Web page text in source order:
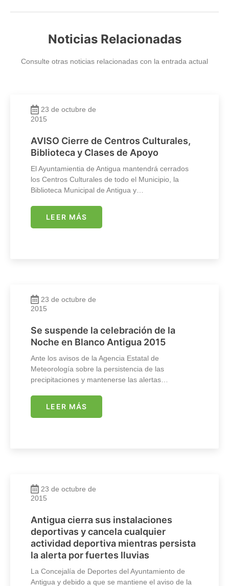
Noticias Relacionadas
Consulte otras noticias relacionadas con la entrada actual
23 de octubre de
2015
AVISO Cierre de Centros Culturales,
Biblioteca y Clases de Apoyo
El Ayuntamientia de Antigua mantendrá cerrados
los Centros Culturales de todo el Municipio, la
Biblioteca Municipal de Antigua y…
LEER MÁS
23 de octubre de
2015
Se suspende la celebración de la
Noche en Blanco Antigua 2015
Ante los avisos de la Agencia Estatal de
Meteorología sobre la persistencia de las
precipitaciones y mantenerse las alertas…
LEER MÁS
23 de octubre de
2015
Antigua cierra sus instalaciones
deportivas y cancela cualquier
actividad deportiva mientras persista
la alerta por fuertes lluvias
La Concejalía de Deportes del Ayuntamiento de
Antigua y debido a que se mantiene el aviso de la